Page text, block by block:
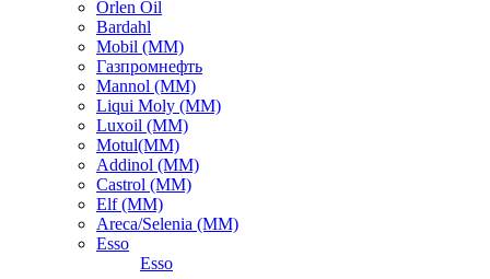
Orlen Oil
Bardahl
Mobil (ММ)
Газпромнефть
Mannol (ММ)
Liqui Moly (ММ)
Luxoil (ММ)
Motul(ММ)
Addinol (ММ)
Castrol (ММ)
Elf (ММ)
Areca/Selenia (ММ)
Esso
Esso